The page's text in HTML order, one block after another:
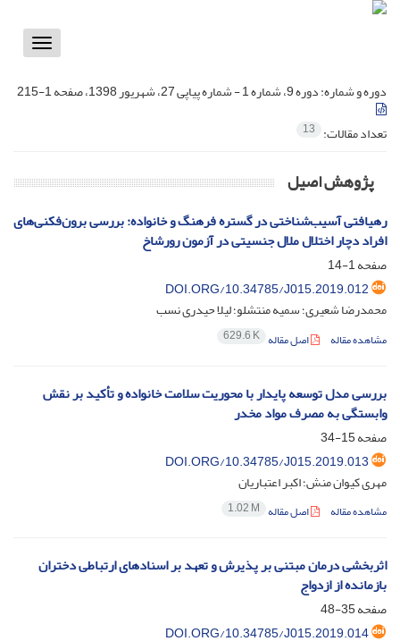
Toggle
دوره و شماره:دوره 9، شماره 1 - شماره پیاپی 27، شهریور 1398، صفحه 1-215
تعداد مقالات: 13
پژوهش اصیل
رهیافتی آسیب‌شناختی در گستره فرهنگ و خانواده: بررسی برون‌فکنی‌های
افراد دچار اختلال ملال جنسیتی در آزمون رورشاخ
صفحه1-14
DOI.ORG/10.34785/J015.2019.012
محمدرضا شعیری؛ سمیه منتشلو؛ لیلا حیدری نسب
مشاهده مقاله اصل مقاله 629.6 K
بررسی مدل توسعه پایدار با محوریت سلامت خانواده و تأکید بر نقش
وابستگی به مصرف مواد مخدر
صفحه15-34
DOI.ORG/10.34785/J015.2019.013
مهری کیوان منش؛ اکبر اعتباریان
مشاهده مقاله اصل مقاله 1.02 M
اثربخشی درمان مبتنی بر پذیرش و تعهد بر اسنادهای ارتباطی دختران
بازمانده از ازدواج
صفحه35-48
DOI.ORG/10.34785/J015.2019.014